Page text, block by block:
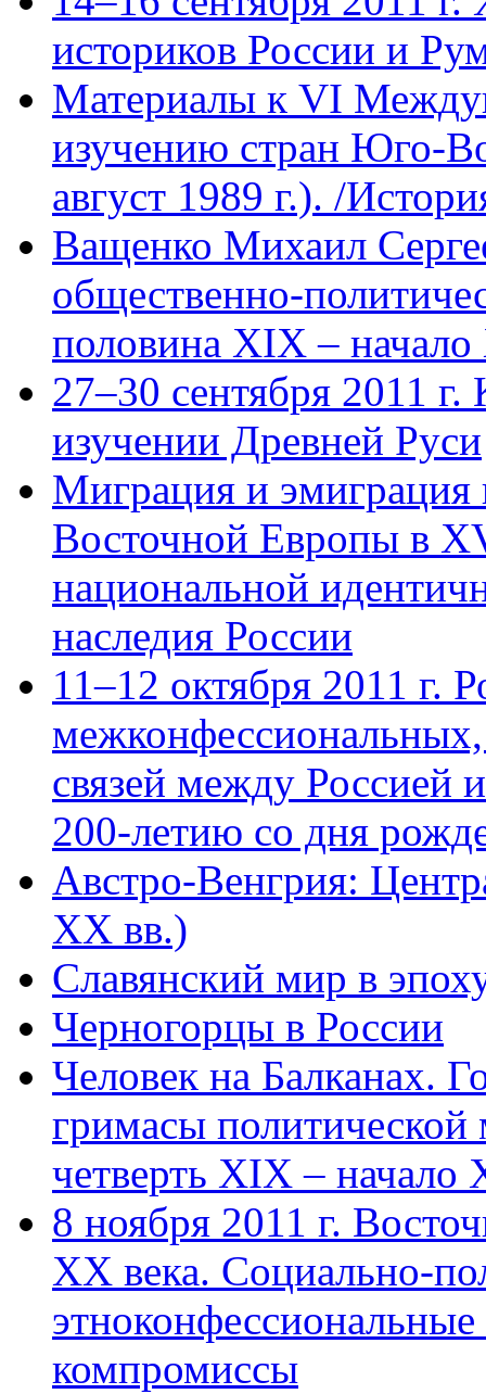
историков России и
Материалы к VI
изучению стран Юго-
август 1989 г.). /
Ващенко Михаил
общественно-
половина XIX –
27–30 сентября 2011
изучении Древней Руси
Миграция и
Восточной Европы в
национальной
наследия России
11–12 октября 2011 г.
связей между Россией
200-летию со дня
Австро-Венгрия:
XX вв.)
Славянский мир в
Черногорцы в России
Человек на Балканах.
гримасы политической
четверть XIX –
8 ноября 2011 г.
ХХ века. Социально-
компромиссы